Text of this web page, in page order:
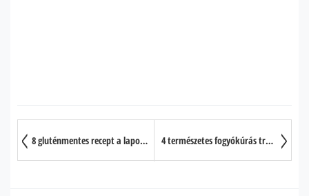
8 gluténmentes recept a lapos hasért 4 természetes fogyókúrás trükk